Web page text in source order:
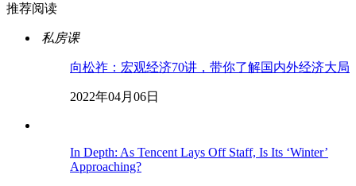
推荐阅读
私房课
向松祚：宏观经济70讲，带你了解国内外经济大局
2022年04月06日
In Depth: As Tencent Lays Off Staff, Is Its ‘Winter’
Approaching?